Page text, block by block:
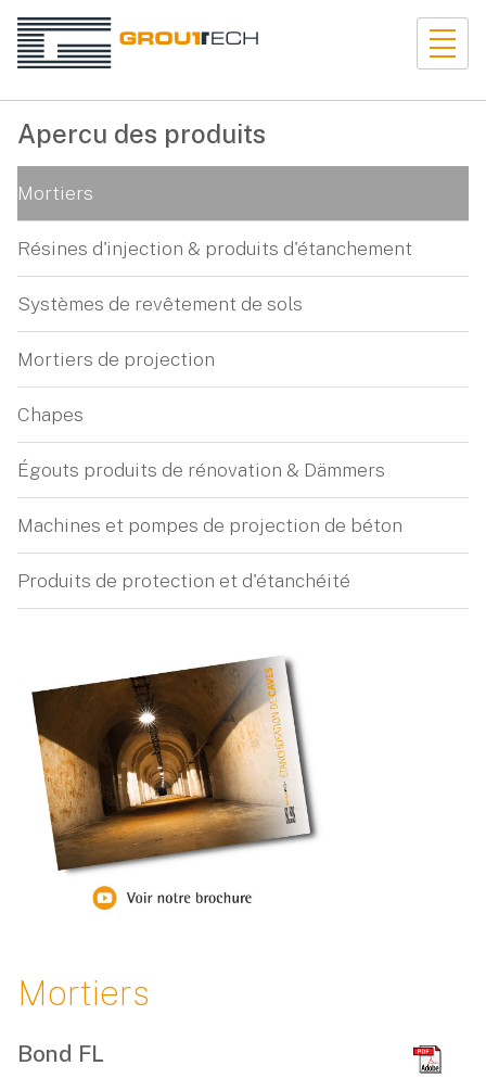
Apercu des produits
Mortiers
Résines d'injection & produits d'étanchement
Systèmes de revêtement de sols
Mortiers de projection
Chapes
Égouts produits de rénovation & Dämmers
Machines et pompes de projection de béton
Produits de protection et d'étanchéité
Mortiers
Bond FL